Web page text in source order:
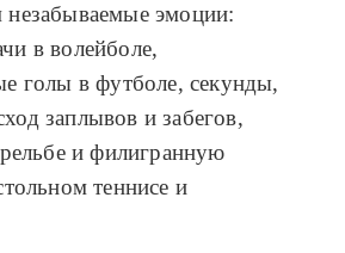
незабываемые эмоции:
в волейболе,
голы в футболе, секунды,
заплывов и забегов,
и филигранную
теннисе и